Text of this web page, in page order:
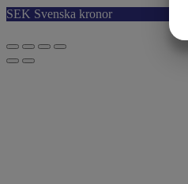
SEK Svenska kronor